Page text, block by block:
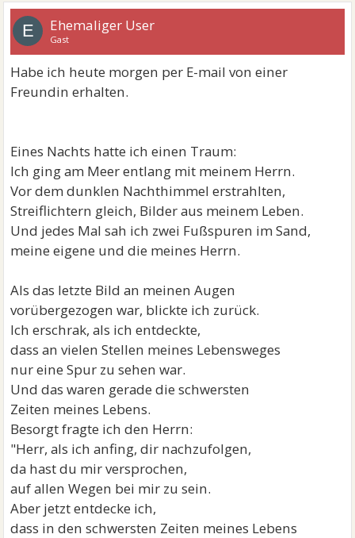
E Ehemaliger User
Gast
Habe ich heute morgen per E-mail von einer
Freundin erhalten.
Eines Nachts hatte ich einen Traum:
Ich ging am Meer entlang mit meinem Herrn.
Vor dem dunklen Nachthimmel erstrahlten,
Streiflichtern gleich, Bilder aus meinem Leben.
Und jedes Mal sah ich zwei Fußspuren im Sand,
meine eigene und die meines Herrn.
Als das letzte Bild an meinen Augen
vorübergezogen war, blickte ich zurück.
Ich erschrak, als ich entdeckte,
dass an vielen Stellen meines Lebensweges
nur eine Spur zu sehen war.
Und das waren gerade die schwersten
Zeiten meines Lebens.
Besorgt fragte ich den Herrn:
"Herr, als ich anfing, dir nachzufolgen,
da hast du mir versprochen,
auf allen Wegen bei mir zu sein.
Aber jetzt entdecke ich,
dass in den schwersten Zeiten meines Lebens